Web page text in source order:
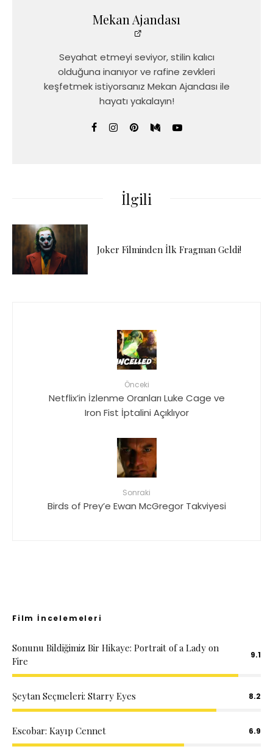
Mekan Ajandası
Seyahat etmeyi seviyor, stilin kalıcı
olduğuna inanıyor ve rafine zevkleri
keşfetmek istiyorsanız Mekan Ajandası ile
hayatı yakalayın!
İlgili
Joker Filminden İlk Fragman Geldi!
Önceki
Netflix’in İzlenme Oranları Luke Cage ve
Iron Fist İptalini Açıklıyor
Sonraki
Birds of Prey’e Ewan McGregor Takviyesi
Film İncelemeleri
Sonunu Bildiğimiz Bir Hikaye: Portrait of a Lady on
Fire
9.1
Şeytan Seçmeleri: Starry Eyes 8.2
Escobar: Kayıp Cennet 6.9